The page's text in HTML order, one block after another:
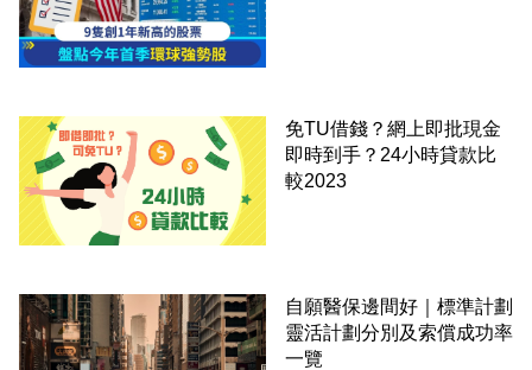
免TU借錢？網上即批現金
即時到手？24小時貸款比
較2023
自願醫保邊間好｜標準計劃
靈活計劃分別及索償成功率
一覽